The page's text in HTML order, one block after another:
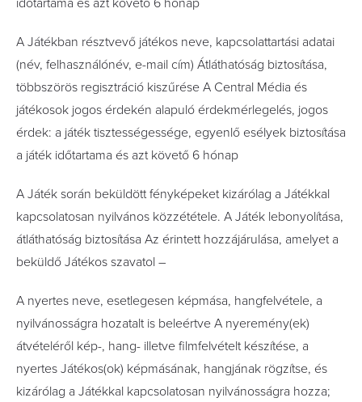
időtartama és azt követő 6 hónap
A Játékban résztvevő játékos neve, kapcsolattartási adatai
(név, felhasználónév, e-mail cím) Átláthatóság biztosítása,
többszörös regisztráció kiszűrése A Central Média és
játékosok jogos érdekén alapuló érdekmérlegelés, jogos
érdek: a játék tisztességessége, egyenlő esélyek biztosítása
a játék időtartama és azt követő 6 hónap
A Játék során beküldött fényképeket kizárólag a Játékkal
kapcsolatosan nyilvános közzététele. A Játék lebonyolítása,
átláthatóság biztosítása Az érintett hozzájárulása, amelyet a
beküldő Játékos szavatol –
A nyertes neve, esetlegesen képmása, hangfelvétele, a
nyilvánosságra hozatalt is beleértve A nyeremény(ek)
átvételéről kép-, hang- illetve filmfelvételt készítése, a
nyertes Játékos(ok) képmásának, hangjának rögzítse, és
kizárólag a Játékkal kapcsolatosan nyilvánosságra hozza;